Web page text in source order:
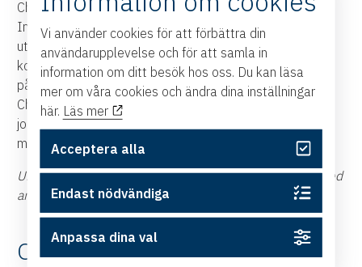
Christina Rundcrantz jobbar som Senior Consultant
Intercultural Leadership på BBi Communication. Hon
utbildar sedan över tjugo år tillbaka stora företag och
koncerner i interkulturell kommunikation, där fokus ligger
på att bygga tillit i internationella team och affärer.
Christina håller ofta workshoppar för svenskar som ska
jobba utomlands, och för utländska chefer eller
medarbetare som ska jobba i Sverige.
Under ytan – varför det gnisslar när svenskar jobbar med
andra kulturerär hennes första bok.
Om förlaget
Vi använder cookies för att förbättra din
användarupplevelse och för att samla in
information om ditt besök hos oss. Du kan läsa
mer om våra cookies och ändra dina inställningar
här. Läs mer
Acceptera alla
Endast nödvändiga
Anpassa dina val